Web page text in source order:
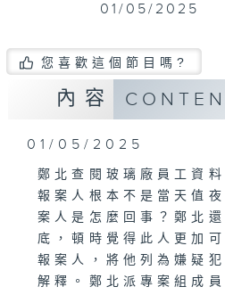
01/05/2025
您喜歡這個節目嗎?
內容
01/05/2025
鄭北查閱玻璃廠員工資
報案人根本不是當天值
案人是怎麼回事？鄭北
底，頓時覺得此人更加
報案人，將他列為嫌疑
解釋。鄭北派專案組成